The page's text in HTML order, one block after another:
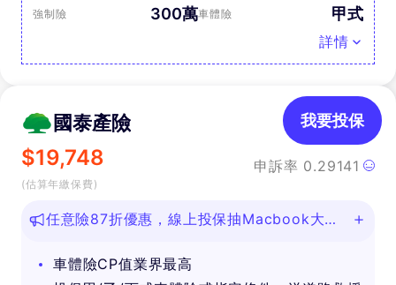
強制險 300萬車體險 甲式
詳情
國泰產險
$19,748
(估算年繳保費)
申訴率 0.29141
我要投保
任意險87折優惠，線上投保抽Macbook大
車體險CP值業界最高